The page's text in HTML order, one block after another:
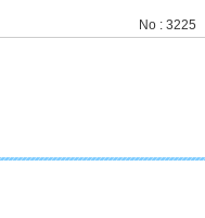
No : 3225